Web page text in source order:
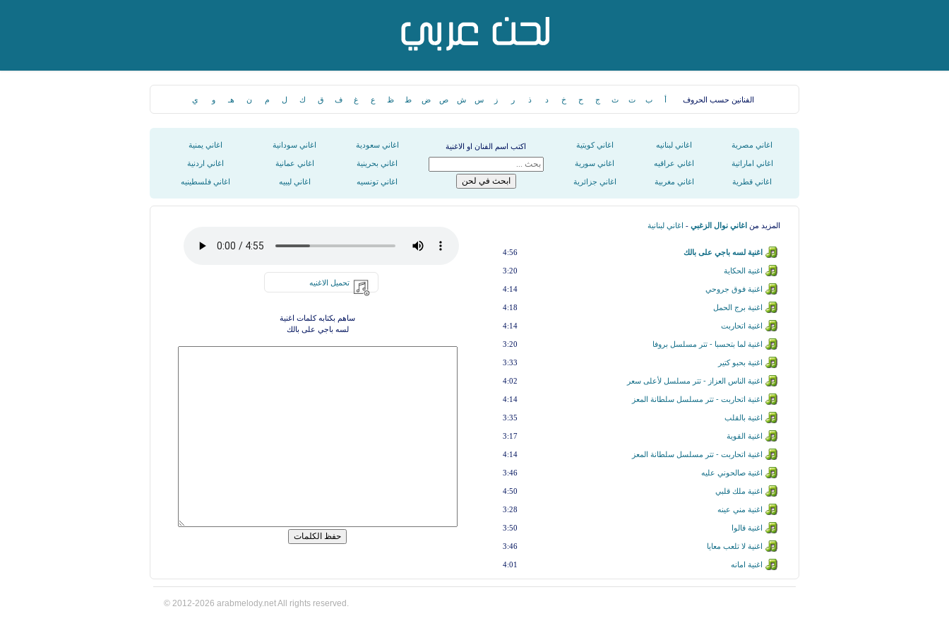
الفنانين حسب الحروف أ ب ت ث ج ح خ د ذ ر ز س ش ص ض ط ظ ع غ ف ق ك ل م ن هـ و ي
اغاني مصرية اغاني لبنانيه اغاني كويتية اكتب اسم الفنان او الاغنية اغاني سعودية اغاني سودانية اغاني يمنية
اغاني اماراتية اغاني عراقيه اغاني سورية اغاني بحرينية اغاني عمانية اغاني اردنية
اغاني قطرية اغاني مغربية اغاني جزائرية اغاني تونسيه اغاني ليبيه اغاني فلسطينيه
المزيد من اغاني نوال الزغبي - اغاني لبنانية
اغنية لسه باجي على بالك 4:56
اغنية الحكاية 3:20
اغنية فوق جروحي 4:14
اغنية برج الحمل 4:18
اغنية اتحاربت 4:14
اغنية لما بتحسبا - تتر مسلسل بروفا 3:20
اغنية بحبو كتير 3:33
اغنية الناس العزاز - تتر مسلسل لأعلى سعر 4:02
اغنية اتحاربت - تتر مسلسل سلطانة المعز 4:14
اغنية بالقلب 3:35
اغنية القوية 3:17
اغنية اتحاربت - تتر مسلسل سلطانة المعز 4:14
اغنية صالحوني عليه 3:46
اغنية ملك قلبي 4:50
اغنية مني عينه 3:28
اغنية قالوا 3:50
اغنية لا تلعب معايا 3:46
اغنية امانه 4:01
تحميل الاغنيه
ساهم بكتابه كلمات اغنية
لسه باجي على بالك
© 2012-2026 arabmelody.net All rights reserved.